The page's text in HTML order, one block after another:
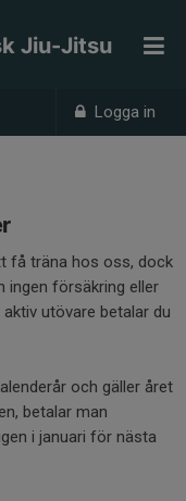
Logga in
Jiu-Jitsu
få träna hos oss, dock
ingen försäkring eller
utövare betalar du
och gäller året
betalar man
i januari för nästa